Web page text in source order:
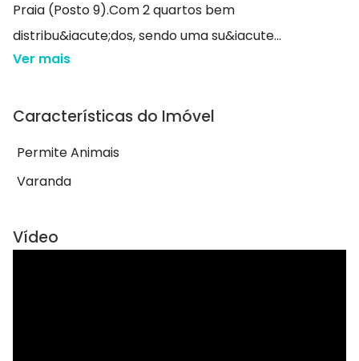
Praia (Posto 9).Com 2 quartos bem
distribu&iacute;dos, sendo uma su&iacute...
Ver mais
Características do Imóvel
Permite Animais
Varanda
Vídeo